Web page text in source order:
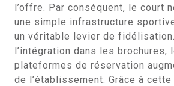
l’offre. Par conséquent, le court
une simple infrastructure
un véritable levier de
l’intégration dans les
plateformes de réservation
de l’établissement. Grâce à cette